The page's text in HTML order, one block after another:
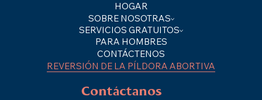
HOGAR
SOBRE NOSOTRAS
SERVICIOS GRATUITOS
PARA HOMBRES
CONTÁCTENOS
REVERSIÓN DE LA PÍLDORA ABORTIVA
Contáctanos